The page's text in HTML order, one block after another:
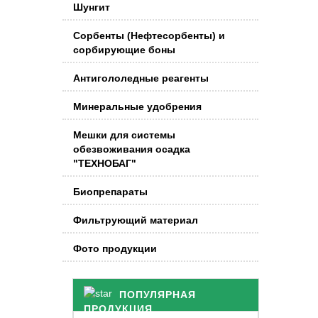
Шунгит
Сорбенты (Нефтесорбенты) и
сорбирующие боны
Антигололедные реагенты
Минеральные удобрения
Мешки для системы
обезвоживания осадка
"ТЕХНОБАГ"
Биопрепараты
Фильтрующий материал
Фото продукции
ПОПУЛЯРНАЯ
ПРОДУКЦИЯ